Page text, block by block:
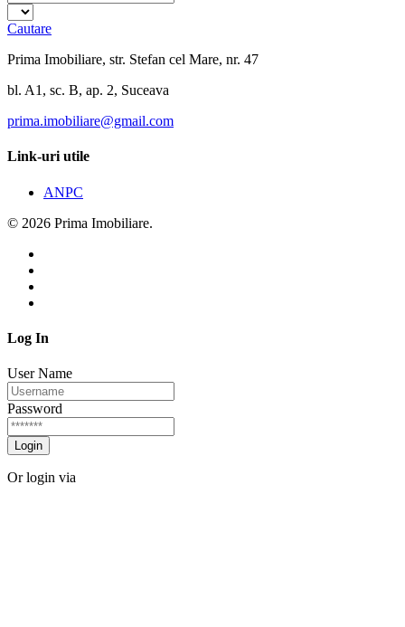
Cautare
Prima Imobiliare, str. Stefan cel Mare, nr. 47
bl. A1, sc. B, ap. 2, Suceava
prima.imobiliare@gmail.com
Link-uri utile
ANPC
© 2026 Prima Imobiliare.
Log In
User Name
Password
Login
Or login via